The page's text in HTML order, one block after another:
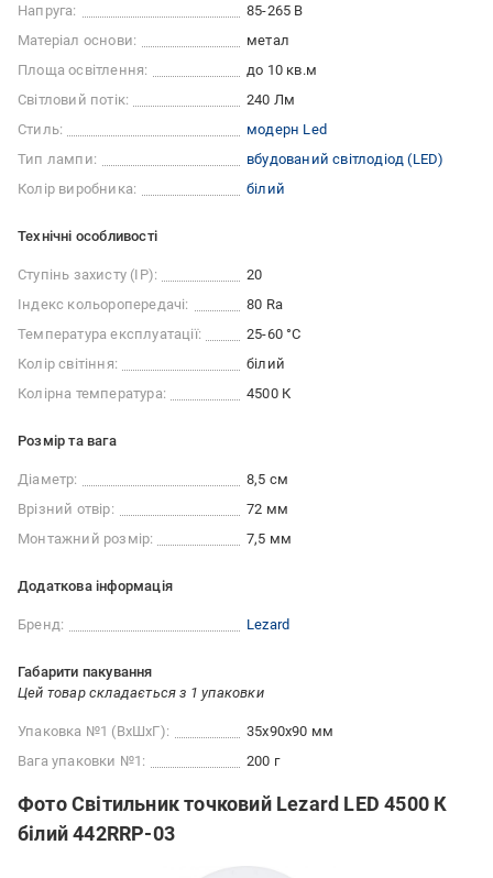
Напруга:
85-265 В
Матеріал основи:
метал
Площа освітлення:
до 10 кв.м
Світловий потік:
240 Лм
Стиль:
модерн Led
Тип лампи:
вбудований світлодіод (LED)
Колір виробника:
білий
Технічні особливості
Ступінь захисту (IP):
20
Індекс кольоропередачі:
80 Ra
Температура експлуатації:
25-60 °C
Колір світіння:
білий
Колірна температура:
4500 К
Розмір та вага
Діаметр:
8,5 см
Врізний отвір:
72 мм
Монтажний розмір:
7,5 мм
Додаткова інформація
Бренд: Lezard
Габарити пакування
Цей товар складається з 1 упаковки
Упаковка №1 (ВхШхГ):
35x90x90 мм
Вага упаковки №1:
200 г
Фото Світильник точковий Lezard LED 4500 К
білий 442RRP-03